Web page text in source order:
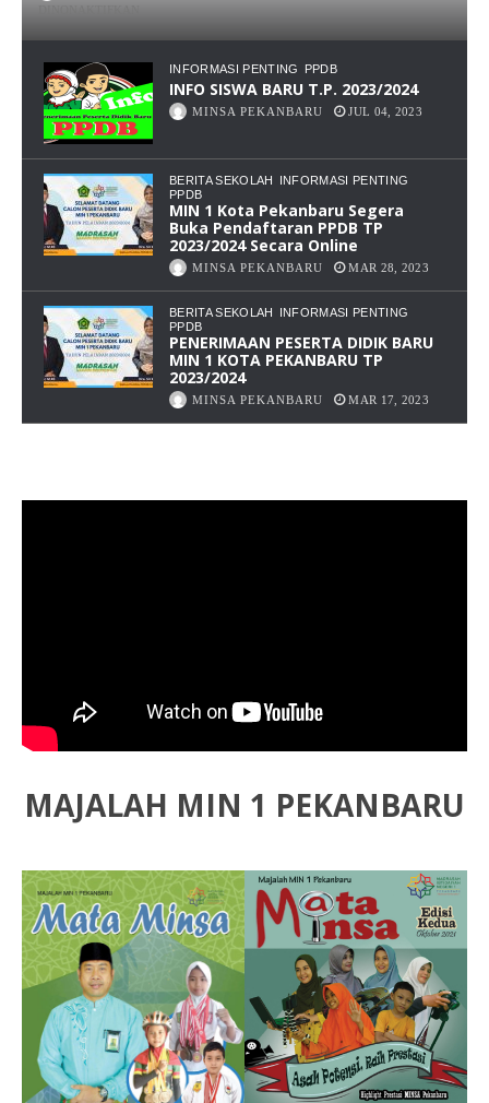
MIN
1
KAMPUS
3
INFORMASI PENTING PPDB
INFO SISWA BARU T.P. 2023/2024
MINSA PEKANBARU JUL 04, 2023
BERITA SEKOLAH
INFORMASI PENTING
PPDB
MIN 1 Kota Pekanbaru Segera
Buka Pendaftaran PPDB TP
2023/2024 Secara Online
MINSA PEKANBARU MAR 28, 2023
BERITA SEKOLAH
INFORMASI PENTING
PPDB
PENERIMAAN PESERTA DIDIK BARU
MIN 1 KOTA PEKANBARU TP
2023/2024
MINSA PEKANBARU MAR 17, 2023
MAJALAH MIN 1 PEKANBARU